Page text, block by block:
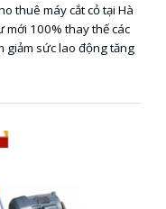
thuê máy cắt cỏ tại Hà
mới 100% thay thế các
giảm sức lao động tăng